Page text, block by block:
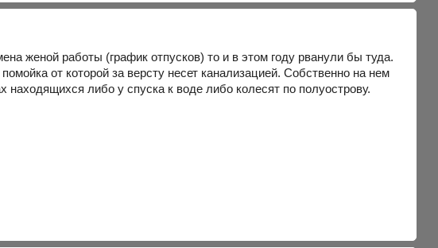
женой работы (график отпусков) то и в этом году рванули бы туда.
от которой за версту несет канализацией. Собственно на нем
либо у спуска к воде либо колесят по полуострову.